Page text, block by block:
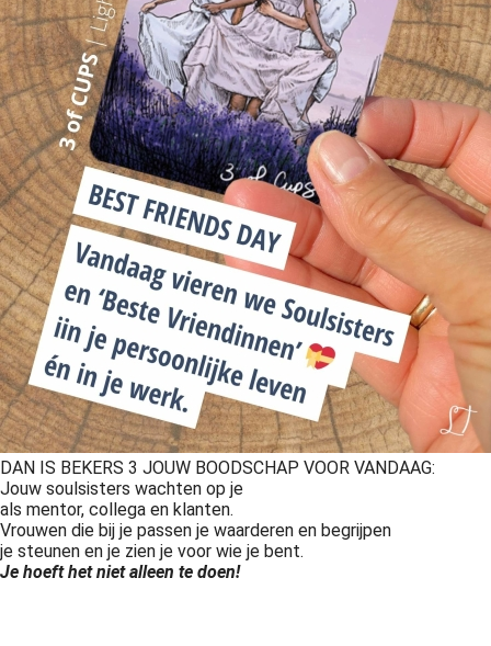
DAN IS BEKERS 3 JOUW BOODSCHAP VOOR VANDAAG:
Jouw soulsisters wachten op je
als mentor, collega en klanten.
Vrouwen die bij je passen je waarderen en begrijpen
je steunen en je zien je voor wie je bent.
Je hoeft het niet alleen te doen!